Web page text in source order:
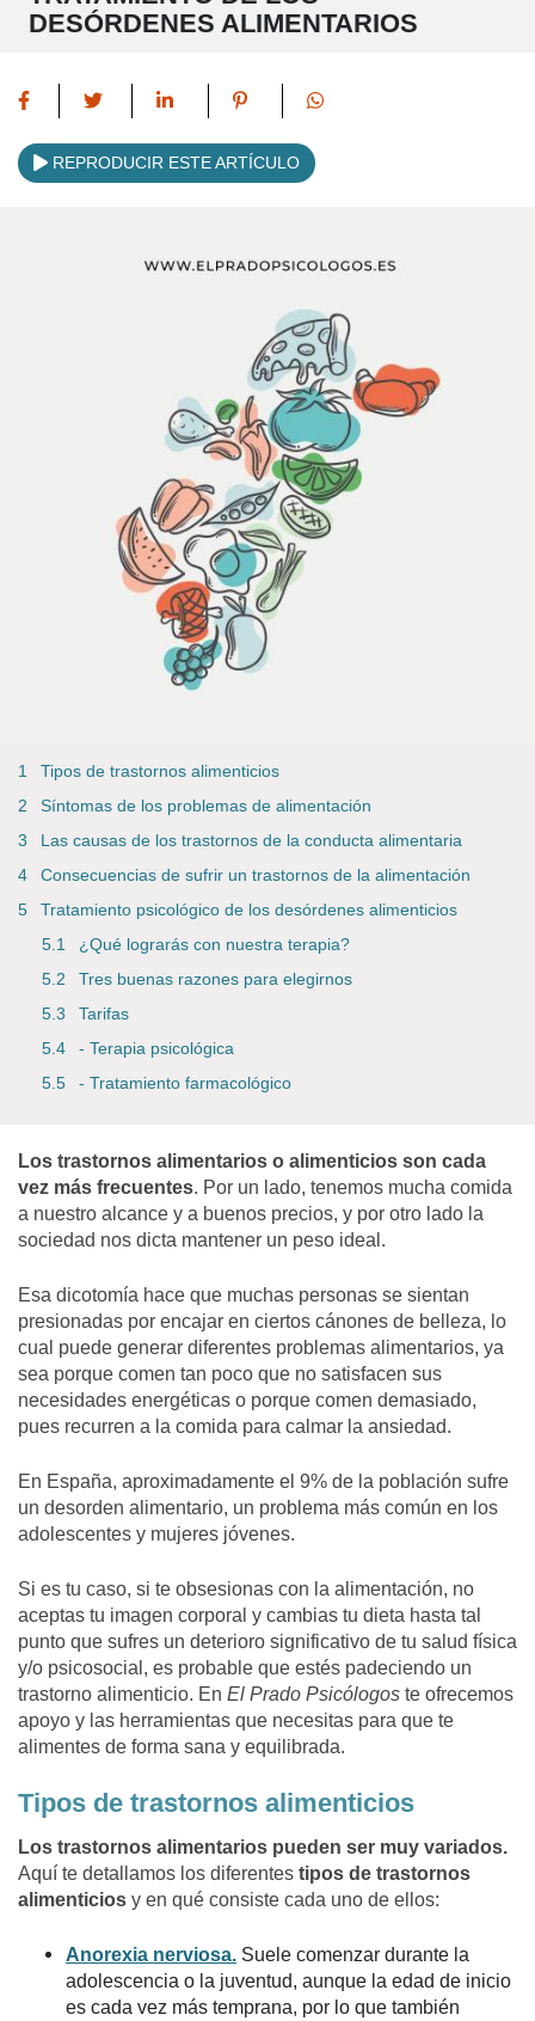
DESÓRDENES ALIMENTARIOS
REPRODUCIR ESTE ARTÍCULO
Tipos de trastornos alimenticios
Síntomas de los problemas de alimentación
Las causas de los trastornos de la conducta alimentaria
Consecuencias de sufrir un trastornos de la alimentación
Tratamiento psicológico de los desórdenes alimenticios
¿Qué lograrás con nuestra terapia?
Tres buenas razones para elegirnos
Tarifas
- Terapia psicológica
- Tratamiento farmacológico
Los trastornos alimentarios o alimenticios son cada
vez más frecuentes. Por un lado, tenemos mucha comida
a nuestro alcance y a buenos precios, y por otro lado la
sociedad nos dicta mantener un peso ideal.
Esa dicotomía hace que muchas personas se sientan
presionadas por encajar en ciertos cánones de belleza, lo
cual puede generar diferentes problemas alimentarios, ya
sea porque comen tan poco que no satisfacen sus
necesidades energéticas o porque comen demasiado,
pues recurren a la comida para calmar la ansiedad.
En España, aproximadamente el 9% de la población sufre
un desorden alimentario, un problema más común en los
adolescentes y mujeres jóvenes.
Si es tu caso, si te obsesionas con la alimentación, no
aceptas tu imagen corporal y cambias tu dieta hasta tal
punto que sufres un deterioro significativo de tu salud física
y/o psicosocial, es probable que estés padeciendo un
trastorno alimenticio. En El Prado Psicólogos te ofrecemos
apoyo y las herramientas que necesitas para que te
alimentes de forma sana y equilibrada.
Tipos de trastornos alimenticios
Los trastornos alimentarios pueden ser muy variados.
Aquí te detallamos los diferentes tipos de trastornos
alimenticios y en qué consiste cada uno de ellos:
Anorexia nerviosa. Suele comenzar durante la
adolescencia o la juventud, aunque la edad de inicio
es cada vez más temprana, por lo que también